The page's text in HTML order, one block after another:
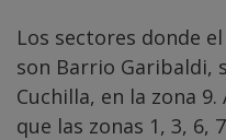
Los sectores donde
son Barrio Garibaldi,
Cuchilla, en la zona
que las zonas 1, 3, 6,